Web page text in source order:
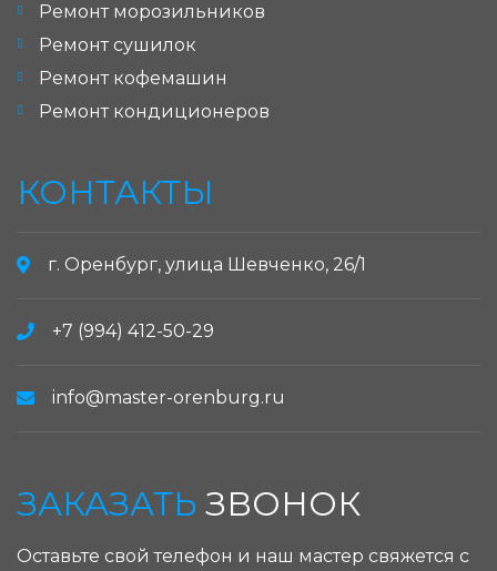
Ремонт морозильников
Ремонт сушилок
Ремонт кофемашин
Ремонт кондиционеров
КОНТАКТЫ
г. Оренбург, улица Шевченко, 26/1
+7 (994) 412-50-29
info@master-orenburg.ru
ЗАКАЗАТЬ ЗВОНОК
Оставьте свой телефон и наш мастер свяжется с